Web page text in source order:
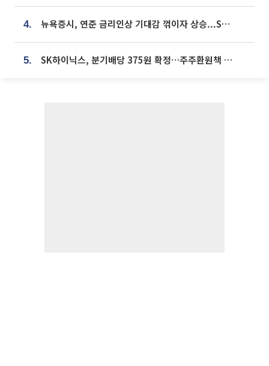
4. 뉴욕증시, 연준 금리인상 기대감 꺾이자 상승...S&P500 사상 최고치 [종합]
5. SK하이닉스, 분기배당 375원 확정…주주환원책 9월로 앞당겨 발표